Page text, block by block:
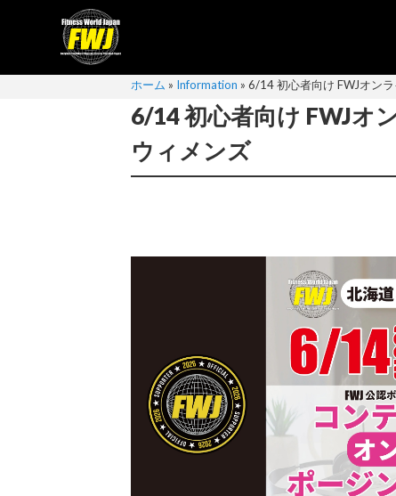
ホーム » Information » 6/14 初心者向け FWJオン
6/14 初心者向け FWJオ
ウィメンズ